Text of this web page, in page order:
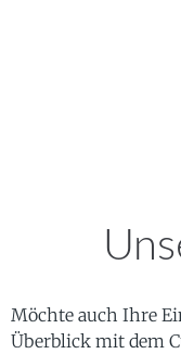
Möchte auch Ihre
Überblick mit dem